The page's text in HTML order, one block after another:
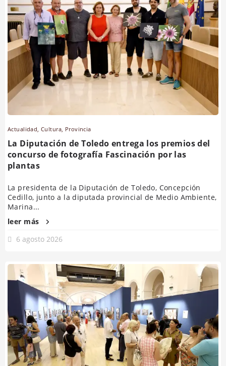
Actualidad ,Cultura Provincia
La Diputación de Toledo entrega los premios del
concurso de fotografía Fascinación por las
plantas
La presidenta de la Diputación de Toledo, Concepción
Cedillo, junto a la diputada provincial de Medio Ambiente,
Marina...
leer más
6 agosto 2026